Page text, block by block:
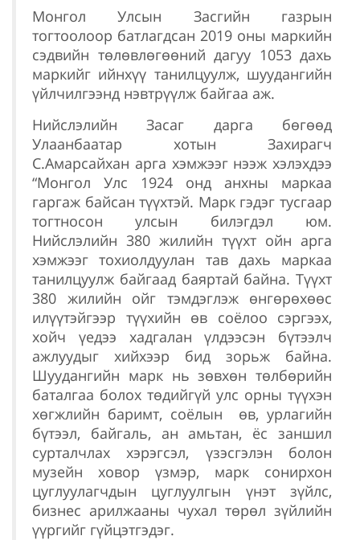
Монгол Улсын Засгийн газрын
тогтоолоор батлагдсан 2019 оны маркийн
сэдвийн төлөвлөгөөний дагуу 1053 дахь
маркийг ийнхүү танилцуулж, шуудангийн
үйлчилгээнд нэвтрүүлж байгаа аж.
Нийслэлийн Засаг дарга бөгөөд
Улаанбаатар хотын Захирагч
С.Амарсайхан арга хэмжээг нээж хэлэхдээ
“Монгол Улс 1924 онд анхны маркаа
гаргаж байсан түүхтэй. Марк гэдэг тусгаар
тогтносон улсын билэгдэл юм.
Нийслэлийн 380 жилийн түүхт ойн арга
хэмжээг тохиолдуулан тав дахь маркаа
танилцуулж байгаад баяртай байна. Түүхт
380 жилийн ойг тэмдэглэж өнгөрөхөөс
илүүтэйгээр түүхийн өв соёлоо сэргээх,
хойч үедээ хадгалан үлдээсэн бүтээлч
ажлуудыг хийхээр бид зорьж байна.
Шуудангийн марк нь зөвхөн төлбөрийн
баталгаа болох төдийгүй улс орны түүхэн
хөгжлийн баримт, соёлын өв, урлагийн
бүтээл, байгаль, ан амьтан, ёс заншил
сурталчлах хэрэгсэл, үзэсгэлэн болон
музейн ховор үзмэр, марк сонирхон
цуглуулагчдын цуглуулгын үнэт зүйлс,
бизнес арилжааны чухал төрөл зүйлийн
үүргийг гүйцэтгэдэг.